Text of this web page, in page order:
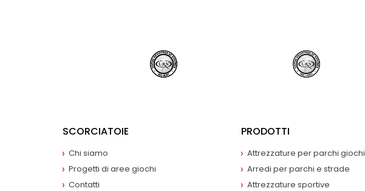
SCORCIATOIE
Chi siamo
Progetti di aree giochi
Contatti
PRODOTTI
Attrezzature per parchi giochi
Arredi per parchi e strade
Attrezzature sportive